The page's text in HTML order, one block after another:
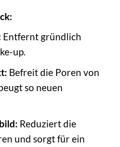
Entfernt gründlich
up.
Befreit die Poren von
so neuen
Reduziert die
und sorgt für ein